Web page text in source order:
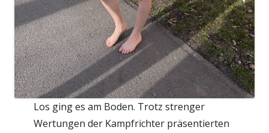
Los ging es am Boden. Trotz strenger
Wertungen der Kampfrichter präsentierten